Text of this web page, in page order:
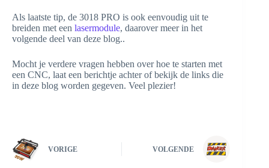
Als laatste tip, de 3018 PRO is ook eenvoudig uit te
breiden met een lasermodule, daarover meer in het
volgende deel van deze blog..
Mocht je verdere vragen hebben over hoe te starten met
een CNC, laat een berichtje achter of bekijk de links die
in deze blog worden gegeven. Veel plezier!
VORIGE VOLGENDE